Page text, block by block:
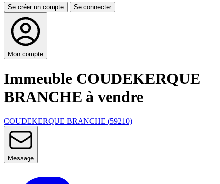
Se créer un compte Se connecter
Mon compte
Immeuble COUDEKERQUE
BRANCHE à vendre
COUDEKERQUE BRANCHE (59210)
Message